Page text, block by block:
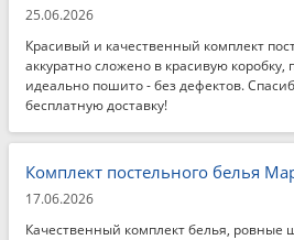
25.06.2026
Красивый и качественный комплект
аккуратно сложено в красивую коробку,
идеально пошито - без дефектов.
бесплатную доставку!
Комплект постельного белья
17.06.2026
Качественный комплект белья, ровные